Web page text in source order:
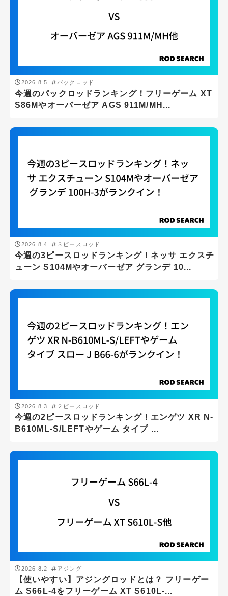
2026.8.5 パックロッド
今週のパックロッドランキング！フリーゲーム XT
S86Mやオーバーゼア AGS 911M/MH...
2026.8.4 ３ピースロッド
今週の3ピースロッドランキング！ネッサ エクスチ
ューン S104Mやオーバーゼア グランデ 10...
2026.8.3 ２ピースロッド
今週の2ピースロッドランキング！エンゲツ XR N-
B610ML-S/LEFTやゲーム タイプ ...
2026.8.2 アジング
【使いやすい】アジングロッドとは？ フリーゲー
ム S66L-4をフリーゲーム XT S610L-...
釣り場
サーフ